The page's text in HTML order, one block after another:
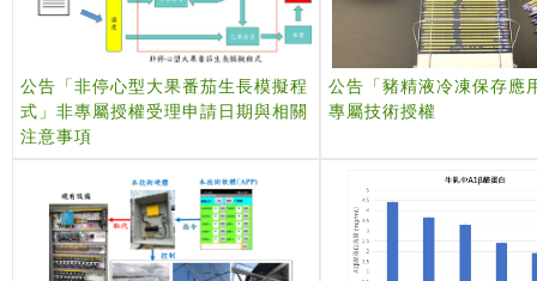
公告「非停心型大果番茄生長模擬程
式」非專屬授權受理申請日期與相關
注意事項
公告「豬精液冷凍保存應
專屬技術授權